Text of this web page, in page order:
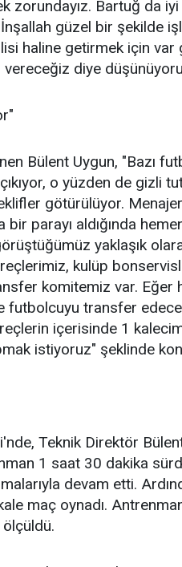
zorundayız. Bartuğ da
güzel bir şekilde
haline getirmek için var
diye
Bülent Uygun, "Bazı
o yüzden de gizli
götürülüyor.
parayı aldığında
yaklaşık
kulüp
komitemiz var. Eğer
transfer
içerisinde 1
istiyoruz" şeklinde
Teknik Direktör
1 saat 30 dakika
devam etti.
maç oynadı.
ölçüldü.